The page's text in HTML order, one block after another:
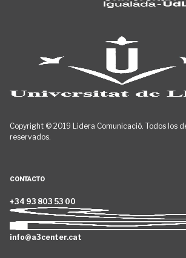
Copyright © 2019 Lidera Comunicació. Todos los
reservados.
CONTACTO
+34 93 803 53 00
info@a3center.cat